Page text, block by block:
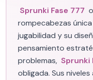
Sprunki Fase 777
rompecabezas
jugabilidad y su
pensamiento
problemas, Sprunki
obligada. Sus